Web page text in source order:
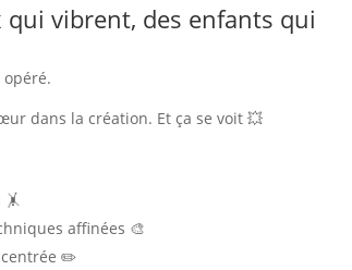
vibrent, des enfants qui
opéré.
dans la création. Et ça se voit 💥
affinées 🎨
✏️